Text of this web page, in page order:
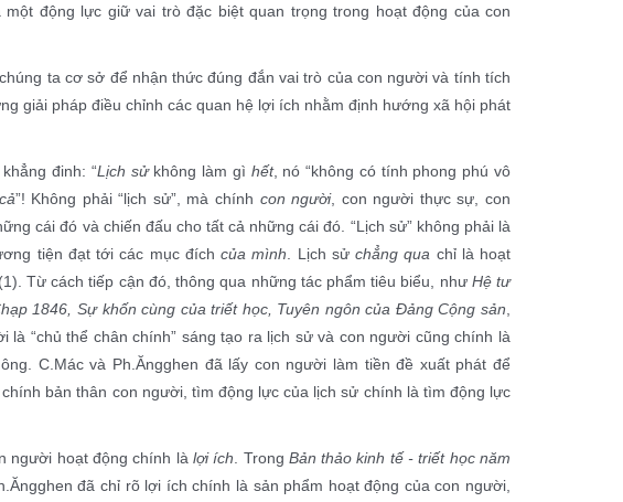
động lực giữ vai trò đặc biệt quan trọng trong hoạt động của con
ta cơ sở để nhận thức đúng đắn vai trò của con người và tính tích
giải pháp điều chỉnh các quan hệ lợi ích nhằm định hướng xã hội phát
đinh: “Lịch sửkhông làm gì hết, nó “không có tính phong phú vô
”! Không phải “lịch sử”, mà chính con người, con người thực sự, con
cái đó và chiến đấu cho tất cả những cái đó. “Lịch sử” không phải là
tiện đạt tới các mục đíchcủa mình . Lịch sửchẳng qua chỉ là hoạt
. Từ cách tiếp cận đó, thông qua những tác phẩm tiêu biểu, như Hệ tư
1846, Sự khốn cùng của triết học, Tuyên ngôn của Đảng Cộng sản
“chủ thể chân chính” sáng tạo ra lịch sử và con người cũng chính là
C.Mác và Ph.Ăngghen đã lấy con người làm tiền đề xuất phát để
bản thân con người, tìm động lực của lịch sử chính là tìm động lực
người hoạt động chính là lợi ích . Trong Bản thảo kinh tế - triết học năm
đã chỉ rõ lợi ích chính là sản phẩm hoạt động của con người,